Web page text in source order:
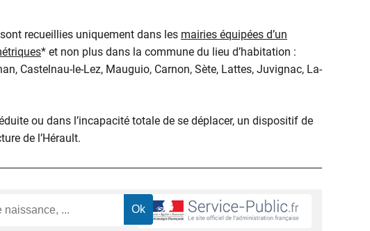
recueillies uniquement dans les mairies équipées d’un
* et non plus dans la commune du lieu d’habitation :
Castelnau-le-Lez, Mauguio, Carnon, Sète, Lattes, Juvignac, La-
ou dans l’incapacité totale de se déplacer, un dispositif de
de l’Hérault.